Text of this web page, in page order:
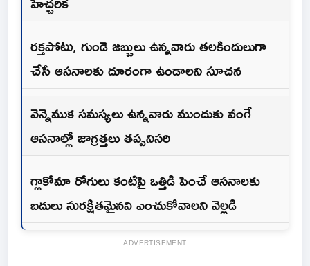
రక్తపోటు, గుండె జబ్బులు ఉన్నవారు తలకిందులుగా
చేసే ఆసనాలకు దూరంగా ఉండాల‌ని సూచ‌న‌
వెన్నెముక సమస్యలు ఉన్నవారు ముందుకు వంగే
ఆసనాల్లో జాగ్రత్తలు తప్పనిసరి
గ్లాకోమా రోగులు కంటిపై ఒత్తిడి పెంచే ఆసనాలకు
బదులు సురక్షితమైనవి ఎంచుకోవాల‌ని వెల్ల‌డి
ADVERTISEMENT